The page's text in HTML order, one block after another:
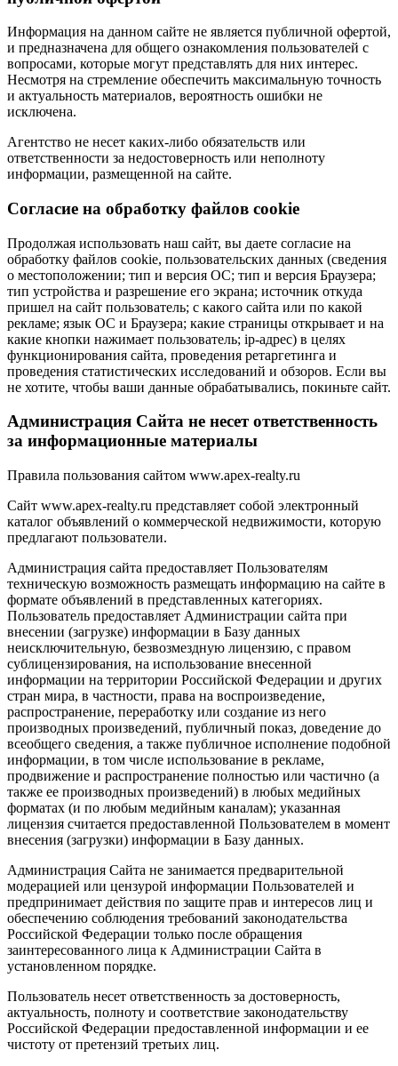
Информация на данном сайте не является публичной офертой,
и предназначена для общего ознакомления пользователей с
вопросами, которые могут представлять для них интерес.
Несмотря на стремление обеспечить максимальную точность
и актуальность материалов, вероятность ошибки не
исключена.
Агентство не несет каких-либо обязательств или
ответственности за недостоверность или неполноту
информации, размещенной на сайте.
Cогласие на обработку файлов cookie
Продолжая использовать наш сайт, вы даете согласие на
обработку файлов cookie, пользовательских данных (сведения
о местоположении; тип и версия ОС; тип и версия Браузера;
тип устройства и разрешение его экрана; источник откуда
пришел на сайт пользователь; с какого сайта или по какой
рекламе; язык ОС и Браузера; какие страницы открывает и на
какие кнопки нажимает пользователь; ip-адрес) в целях
функционирования сайта, проведения ретаргетинга и
проведения статистических исследований и обзоров. Если вы
не хотите, чтобы ваши данные обрабатывались, покиньте сайт.
Администрация Сайта не несет ответственность
за информационные материалы
Правила пользования сайтом www.apex-realty.ru
Сайт www.apex-realty.ru представляет собой электронный
каталог объявлений о коммерческой недвижимости, которую
предлагают пользователи.
Администрация сайта предоставляет Пользователям
техническую возможность размещать информацию на сайте в
формате объявлений в представленных категориях.
Пользователь предоставляет Администрации сайта при
внесении (загрузке) информации в Базу данных
неисключительную, безвозмездную лицензию, с правом
сублицензирования, на использование внесенной
информации на территории Российской Федерации и других
стран мира, в частности, права на воспроизведение,
распространение, переработку или создание из него
производных произведений, публичный показ, доведение до
всеобщего сведения, а также публичное исполнение подобной
информации, в том числе использование в рекламе,
продвижение и распространение полностью или частично (а
также ее производных произведений) в любых медийных
форматах (и по любым медийным каналам); указанная
лицензия считается предоставленной Пользователем в момент
внесения (загрузки) информации в Базу данных.
Администрация Сайта не занимается предварительной
модерацией или цензурой информации Пользователей и
предпринимает действия по защите прав и интересов лиц и
обеспечению соблюдения требований законодательства
Российской Федерации только после обращения
заинтересованного лица к Администрации Сайта в
установленном порядке.
Пользователь несет ответственность за достоверность,
актуальность, полноту и соответствие законодательству
Российской Федерации предоставленной информации и ее
чистоту от претензий третьих лиц.